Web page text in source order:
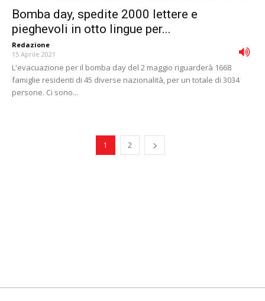
Bomba day, spedite 2000 lettere e
pieghevoli in otto lingue per...
Redazione -
15 Aprile 2021
L'evacuazione per il bomba day del 2 maggio riguarderà 1668
famiglie residenti di 45 diverse nazionalità, per un totale di 3034
persone. Ci sono...
1 2